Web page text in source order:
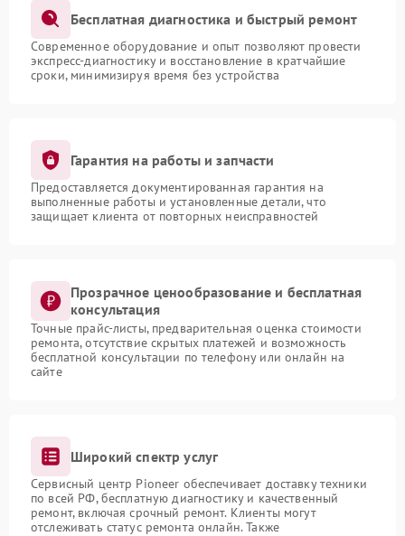
Бесплатная диагностика и быстрый ремонт
Современное оборудование и опыт позволяют провести
экспресс-диагностику и восстановление в кратчайшие
сроки, минимизируя время без устройства
Гарантия на работы и запчасти
Предоставляется документированная гарантия на
выполненные работы и установленные детали, что
защищает клиента от повторных неисправностей
Прозрачное ценообразование и бесплатная
консультация
Точные прайс-листы, предварительная оценка стоимости
ремонта, отсутствие скрытых платежей и возможность
бесплатной консультации по телефону или онлайн на
сайте
Широкий спектр услуг
Сервисный центр Pioneer обеспечивает доставку техники
по всей РФ, бесплатную диагностику и качественный
ремонт, включая срочный ремонт. Клиенты могут
отслеживать статус ремонта онлайн. Также